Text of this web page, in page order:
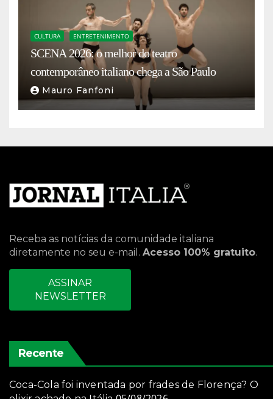
CULTURA ENTRETENIMENTO
SCENA 2026: o melhor do teatro
contemporâneo italiano chega a São Paulo
Mauro Fanfoni
Receba as notícias da comunidade italiana
diretamente no seu e-mail. Acesso 100% gratuito.
ASSINAR
NEWSLETTER
Recente
Coca-Cola foi inventada por frades de Florença? O